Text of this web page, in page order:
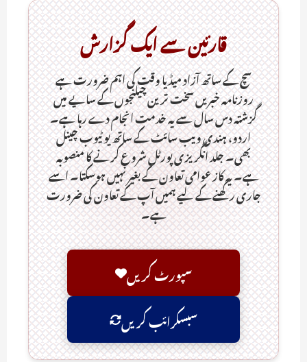
قارئین سے ایک گزارش
سچ کے ساتھ آزاد میڈیا وقت کی اہم ضرورت ہےـ
روزنامہ خبریں سخت ترین چیلنجوں کے سایے میں
گزشتہ دس سال سے یہ خدمت انجام دے رہا ہے۔
اردو، ہندی ویب سائٹ کے ساتھ یو ٹیوب چینل
بھی۔ جلد انگریزی پورٹل شروع کرنے کا منصوبہ
ہے۔ یہ کاز عوامی تعاون کے بغیر نہیں ہوسکتا۔ اسے
جاری رکھنے کے لیے ہمیں آپ کے تعاون کی ضرورت
ہے۔
سپورٹ کریں
سبسکرائب کریں